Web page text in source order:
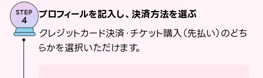
プロフィールを記入し、決済方法を選ぶ
クレジットカード決済・チケット購入（先払い）のどち
らかを選択いただけます。